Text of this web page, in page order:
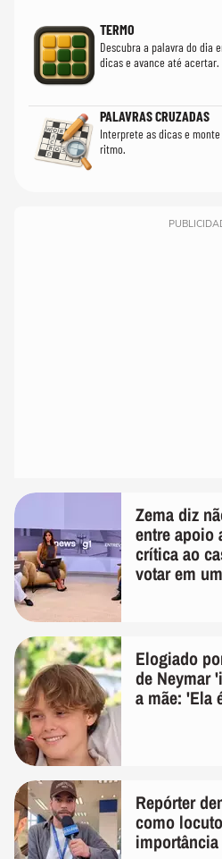
TERMO
Descubra a palavra do dia
dicas e avance até acertar.
PALAVRAS CRUZADAS
Interprete as dicas e
ritmo.
Zema diz
entre apoio
crítica ao
votar em
Elogiado
de Neymar
a mãe: 'Ela
Repórter
como